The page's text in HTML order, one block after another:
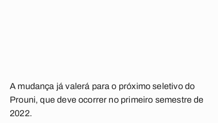
A mudança já valerá para o próximo seletivo do
Prouni, que deve ocorrer no primeiro semestre de
2022.